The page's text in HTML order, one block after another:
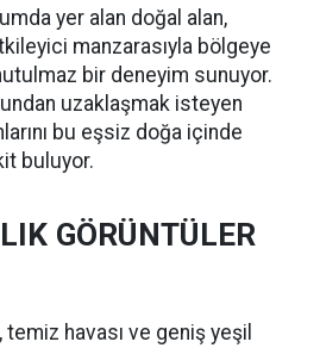
yer alan doğal alan,
manzarasıyla bölgeye
bir deneyim sunuyor.
uzaklaşmak isteyen
bu eşsiz doğa içinde
buluyor.
GÖRÜNTÜLER
temiz havası ve geniş yeşil